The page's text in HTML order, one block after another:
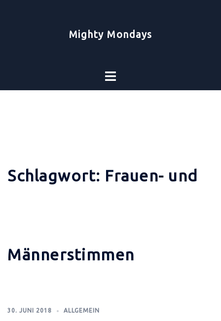
Mighty Mondays
Toggle
Schlagwort: Frauen- und
Männerstimmen
30. JUNI 2018 ALLGEMEIN